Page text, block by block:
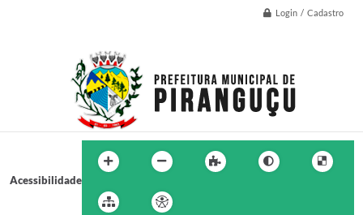
Login / Cadastro
Acessibilidade